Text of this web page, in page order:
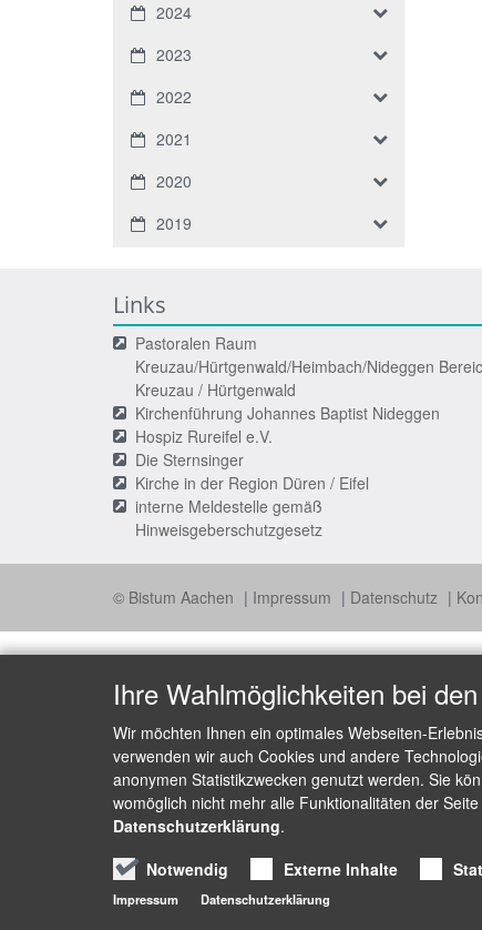
2024
2023
2022
2021
2020
2019
Links
Pastoralen Raum
Kreuzau/Hürtgenwald/Heimbach/Nideggen
Kreuzau / Hürtgenwald
Kirchenführung Johannes Baptist Nideggen
Hospiz Rureifel e.V.
Die Sternsinger
Kirche in der Region Düren / Eifel
interne Meldestelle gemäß
Hinweisgeberschutzgesetz
© Bistum Aachen Impressum Datenschutz
Ihre Wahlmöglichkeiten bei
Wir möchten Ihnen ein optimales Webseiten-
verwenden wir auch Cookies und andere
anonymen Statistikzwecken genutzt werden. Sie
womöglich nicht mehr alle Funktionalitäten der
Datenschutzerklärung.
Notwendig
Externe Inhalte
Impressum Datenschutzerklärung